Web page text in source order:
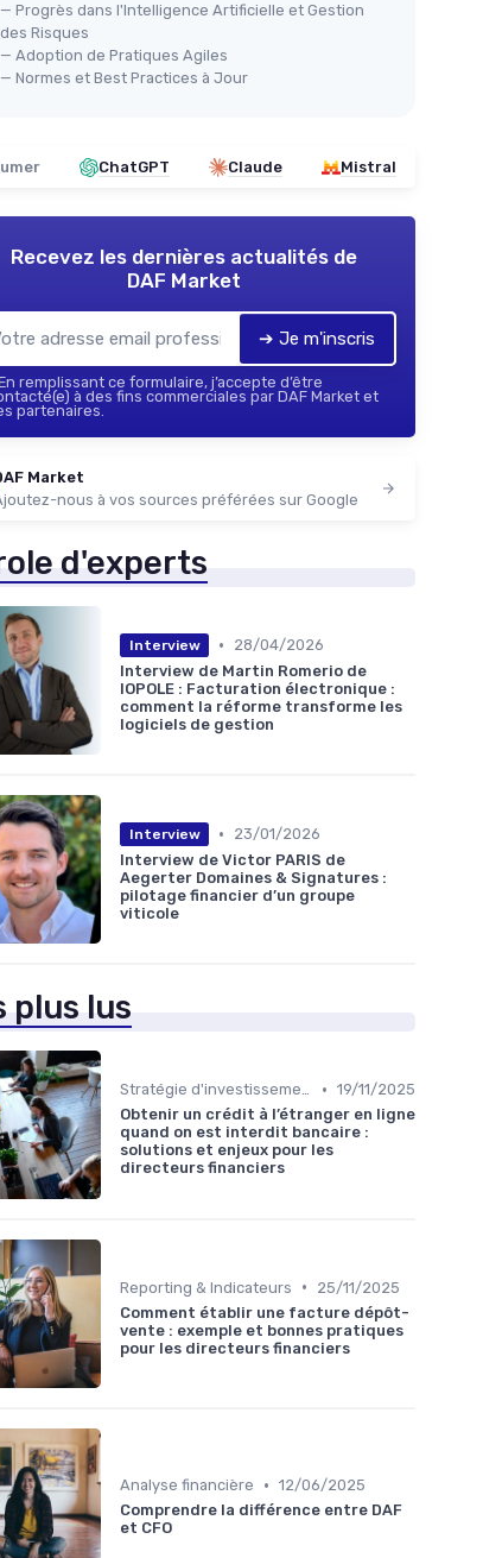
— Progrès dans l'Intelligence Artificielle et Gestion
des Risques
— Adoption de Pratiques Agiles
— Normes et Best Practices à Jour
ChatGPT Claude Mistral
Recevez les dernières actualités de
DAF Market
➔ Je m'inscris
remplissant ce formulaire, j’accepte d’être
à des fins commerciales par DAF Market et
partenaires.
Market
nous à vos sources préférées sur Google
d'experts
Interview •
28/04/2026
Interview de Martin Romerio de
IOPOLE : Facturation électronique :
comment la réforme transforme les
logiciels de gestion
Interview •
23/01/2026
Interview de Victor PARIS de
Aegerter Domaines & Signatures :
pilotage financier d’un groupe
viticole
plus lus
Stratégie d'investissement • 19/11/2025
Obtenir un crédit à l’étranger en ligne
quand on est interdit bancaire :
solutions et enjeux pour les
directeurs financiers
Reporting & Indicateurs •
25/11/2025
Comment établir une facture dépôt-
vente : exemple et bonnes pratiques
pour les directeurs financiers
Analyse financière • 12/06/2025
Comprendre la différence entre DAF
et CFO